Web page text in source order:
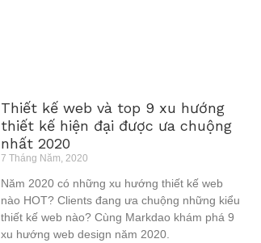
Thiết kế web và top 9 xu hướng
thiết kế hiện đại được ưa chuộng
nhất 2020
7 Tháng Năm, 2020
Năm 2020 có những xu hướng thiết kế web
nào HOT? Clients đang ưa chuộng những kiểu
thiết kế web nào? Cùng Markdao khám phá 9
xu hướng web design năm 2020.